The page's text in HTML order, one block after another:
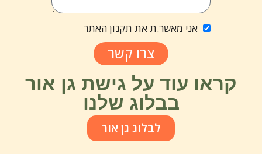
אני מאשר.ת את תקנון האתר
צרו קשר
קראו עוד על גישת גן אור
בבלוג שלנו
לבלוג גן אור